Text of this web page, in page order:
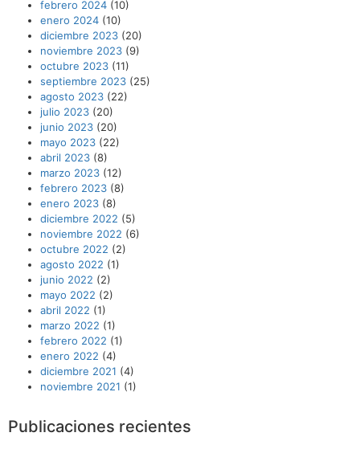
febrero 2024 (10)
enero 2024 (10)
diciembre 2023 (20)
noviembre 2023 (9)
octubre 2023 (11)
septiembre 2023 (25)
agosto 2023 (22)
julio 2023 (20)
junio 2023 (20)
mayo 2023 (22)
abril 2023 (8)
marzo 2023 (12)
febrero 2023 (8)
enero 2023 (8)
diciembre 2022 (5)
noviembre 2022 (6)
octubre 2022 (2)
agosto 2022 (1)
junio 2022 (2)
mayo 2022 (2)
abril 2022 (1)
marzo 2022 (1)
febrero 2022 (1)
enero 2022 (4)
diciembre 2021 (4)
noviembre 2021 (1)
Publicaciones recientes